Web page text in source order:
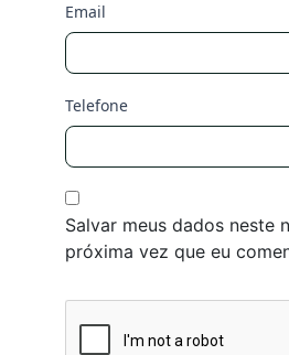
Email
Telefone
Salvar meus dados neste
próxima vez que eu